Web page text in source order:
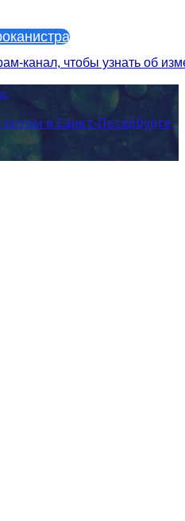
канал, чтобы узнать об
оптом в Санкт-Петербурге